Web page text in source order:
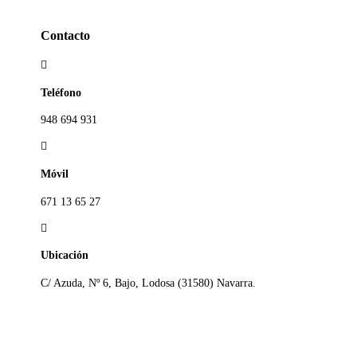
Contacto

Teléfono
948 694 931

Móvil
671 13 65 27

Ubicación
C/ Azuda, Nº 6, Bajo, Lodosa (31580) Navarra.